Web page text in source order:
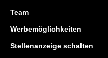
Team
Werbemöglichkeiten
Stellenanzeige schalten